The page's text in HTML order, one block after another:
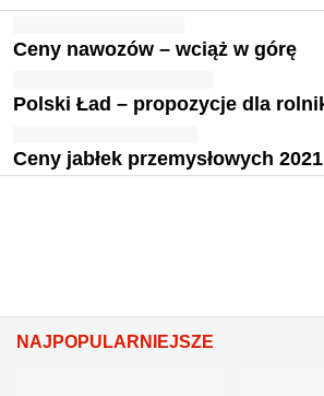
Ceny nawozów – wciąż w górę
Polski Ład – propozycje dla
Ceny jabłek przemysłowych 2021
NAJPOPULARNIEJSZE